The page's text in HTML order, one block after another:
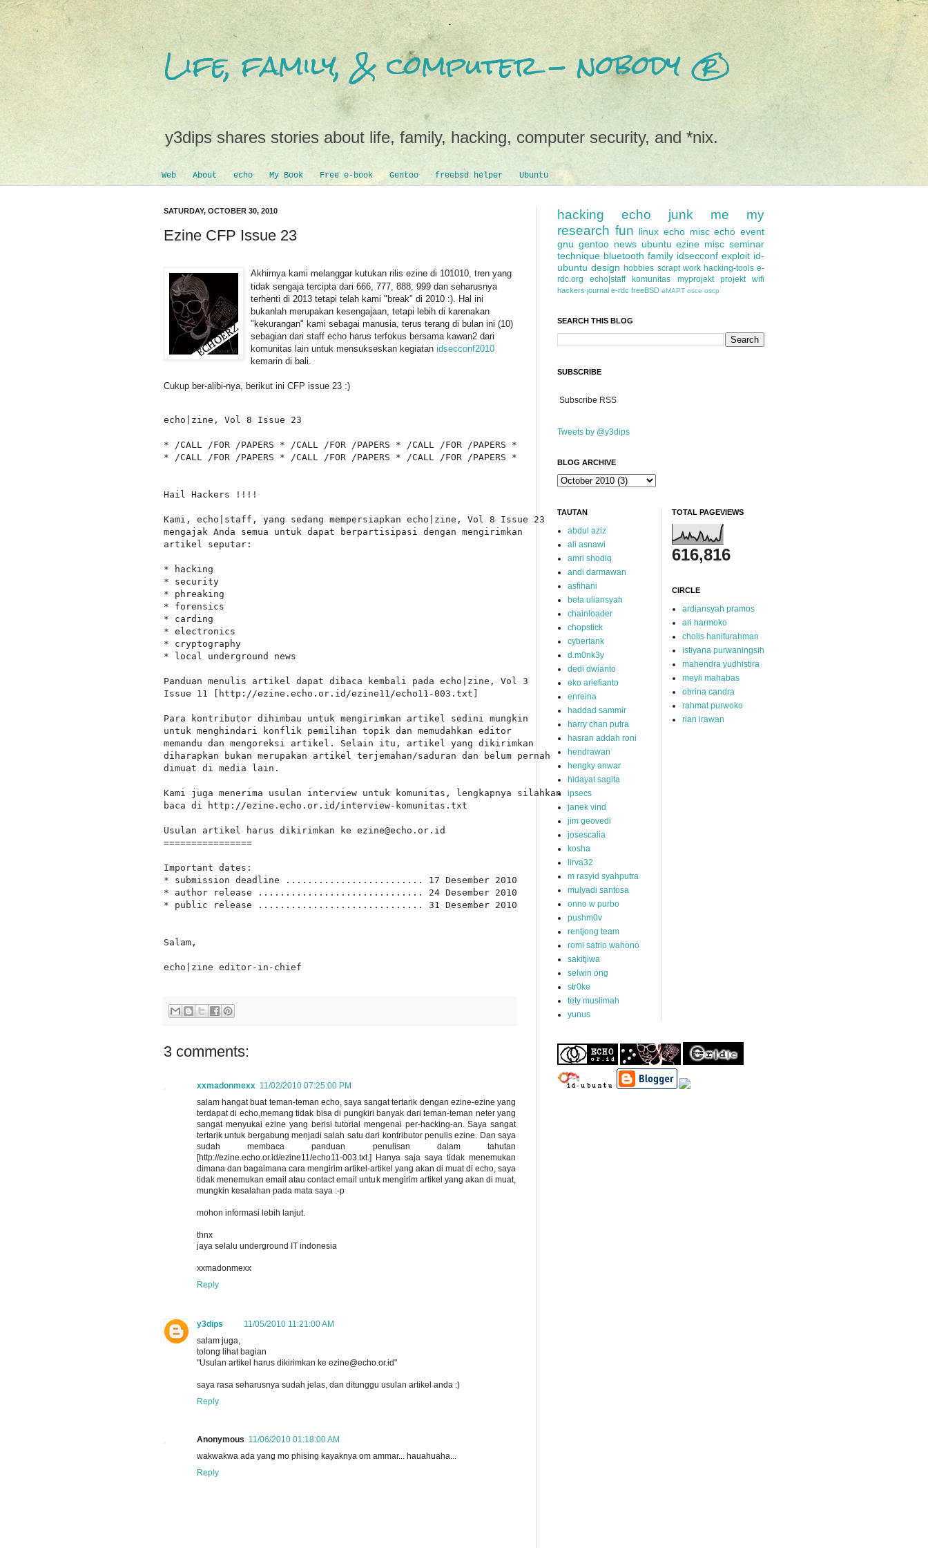
Life, family, & computer - nobody ®
y3dips shares stories about life, family, hacking, computer security, and *nix.
Web About echo My Book Free e-book Gentoo freebsd helper Ubuntu
SATURDAY, OCTOBER 30, 2010
Ezine CFP Issue 23
Akhirnya kami melanggar kutukan rilis ezine di 101010, tren yang
tidak sengaja tercipta dari 666, 777, 888, 999 dan seharusnya
terhenti di 2013 tetapi telah kami "break" di 2010 :). Hal ini
bukanlah merupakan kesengajaan, tetapi lebih di karenakan
"kekurangan" kami sebagai manusia, terus terang di bulan ini (10)
sebagian dari staff echo harus terfokus bersama kawan2 dari
komunitas lain untuk mensukseskan kegiatan idsecconf2010
kemarin di bali.
Cukup ber-alibi-nya, berikut ini CFP issue 23 :)
echo|zine, Vol 8 Issue 23
* /CALL /FOR /PAPERS * /CALL /FOR /PAPERS * /CALL /FOR /PAPERS *
* /CALL /FOR /PAPERS * /CALL /FOR /PAPERS * /CALL /FOR /PAPERS *
Hail Hackers !!!!
Kami, echo|staff, yang sedang mempersiapkan echo|zine, Vol 8 Issue 23
mengajak Anda semua untuk dapat berpartisipasi dengan mengirimkan
artikel seputar:
* hacking
* security
* phreaking
* forensics
* carding
* electronics
* cryptography
* local underground news
Panduan menulis artikel dapat dibaca kembali pada echo|zine, Vol 3
Issue 11 [http://ezine.echo.or.id/ezine11/echo11-003.txt]
Para kontributor dihimbau untuk mengirimkan artikel sedini mungkin
untuk menghindari konflik pemilihan topik dan memudahkan editor
memandu dan mengoreksi artikel. Selain itu, artikel yang dikirimkan
diharapkan bukan merupakan artikel terjemahan/saduran dan belum pernah
dimuat di media lain.
Kami juga menerima usulan interview untuk komunitas, lengkapnya silahkan
baca di http://ezine.echo.or.id/interview-komunitas.txt
Usulan artikel harus dikirimkan ke ezine@echo.or.id
================
Important dates:
* submission deadline ......................... 17 Desember 2010
* author release .............................. 24 Desember 2010
* public release .............................. 31 Desember 2010
Salam,
echo|zine editor-in-chief
3 comments:
xxmadonmexx 11/02/2010 07:25:00 PM
salam hangat buat teman-teman echo, saya sangat tertarik dengan ezine-ezine yang
terdapat di echo,memang tidak bisa di pungkiri banyak dari teman-teman neter yang
sangat menyukai ezine yang berisi tutorial mengenai per-hacking-an. Saya sangat
tertarik untuk bergabung menjadi salah satu dari kontributor penulis ezine. Dan saya
sudah membaca panduan penulisan dalam tahutan
[http://ezine.echo.or.id/ezine11/echo11-003.txt.] Hanya saja saya tidak menemukan
dimana dan bagaimana cara mengirim artikel-artikel yang akan di muat di echo, saya
tidak menemukan email atau contact email untuk mengirim artikel yang akan di muat,
mungkin kesalahan pada mata saya :-p
mohon informasi lebih lanjut.
thnx
jaya selalu underground IT indonesia
xxmadonmexx
Reply
y3dips
11/05/2010 11:21:00 AM
salam juga,
tolong lihat bagian
"Usulan artikel harus dikirimkan ke ezine@echo.or.id"
saya rasa seharusnya sudah jelas, dan ditunggu usulan artikel anda :)
Reply
Anonymous 11/06/2010 01:18:00 AM
wakwakwa ada yang mo phising kayaknya om ammar... hauahuaha...
Reply
hacking echo junk me
my
research fun linux echo misc echo event
gnu gentoo news ubuntu ezine misc seminar
technique bluetooth family idsecconf exploit id-
ubuntu design hobbies scrapt work hacking-tools e-
rdc.org
echo|staff komunitas myprojekt projekt wifi
hackers journal e-rdc freeBSD eMAPT osce oscp
SEARCH THIS BLOG
SUBSCRIBE
Subscribe RSS
Tweets by @y3dips
BLOG ARCHIVE
TAUTAN
abdul aziz
ali asnawi
amri shodiq
andi darmawan
asfihani
beta uliansyah
chainloader
chopstick
cybertank
d.m0nk3y
dedi dwianto
eko ariefianto
enreina
haddad sammir
harry chan putra
hasran addah roni
hendrawan
hengky anwar
hidayat sagita
ipsecs
janek vind
jim geovedi
josescalia
kosha
lirva32
m rasyid syahputra
mulyadi santosa
onno w purbo
pushm0v
rentjong team
romi satrio wahono
sakitjiwa
selwin ong
str0ke
tety muslimah
yunus
TOTAL PAGEVIEWS
616,816
CIRCLE
ardiansyah pramos
ari harmoko
cholis hanifurahman
istiyana purwaningsih
mahendra yudhistira
meyli mahabas
obrina candra
rahmat purwoko
rian irawan